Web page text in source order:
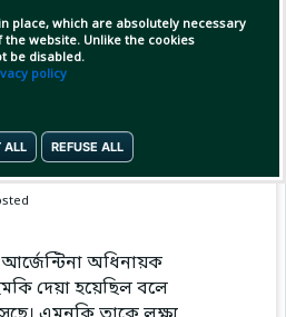
place, which are absolutely necessary
website. Unlike the cookies
be disabled.
policy
ALL REFUSE ALL
অধিনায়ক
দেয়া হয়েছিল বলে